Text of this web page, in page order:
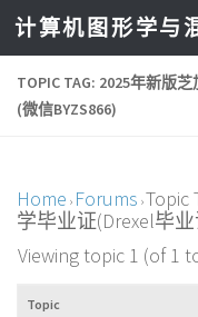
计算机图形学与
TOPIC TAG: 2025年新版
(微信BYZS866)
Home › Forums ›Topic
学毕业证(Drexel毕业
Viewing topic 1 (of 1
Topic